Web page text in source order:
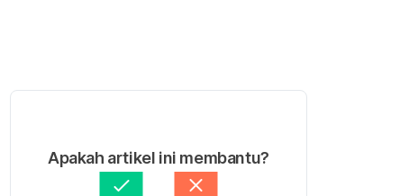
Apakah artikel ini membantu?